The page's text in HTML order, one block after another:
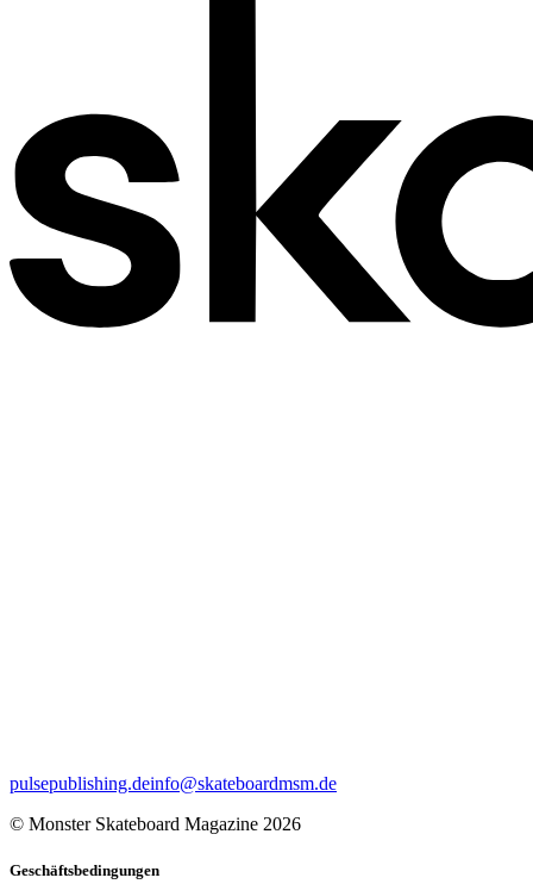
pulsepublishing.deinfo@skateboardmsm.de
© Monster Skateboard Magazine 2026
Geschäftsbedingungen